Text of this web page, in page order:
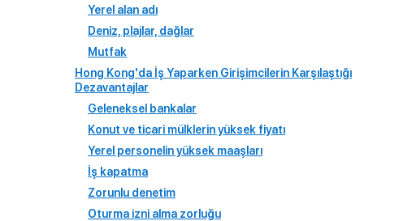
Yerel alan adı
Deniz, plajlar, dağlar
Mutfak
Hong Kong'da İş Yaparken Girişimcilerin Karşılaştığı
Dezavantajlar
Geleneksel bankalar
Konut ve ticari mülklerin yüksek fiyatı
Yerel personelin yüksek maaşları
İş kapatma
Zorunlu denetim
Oturma izni alma zorluğu